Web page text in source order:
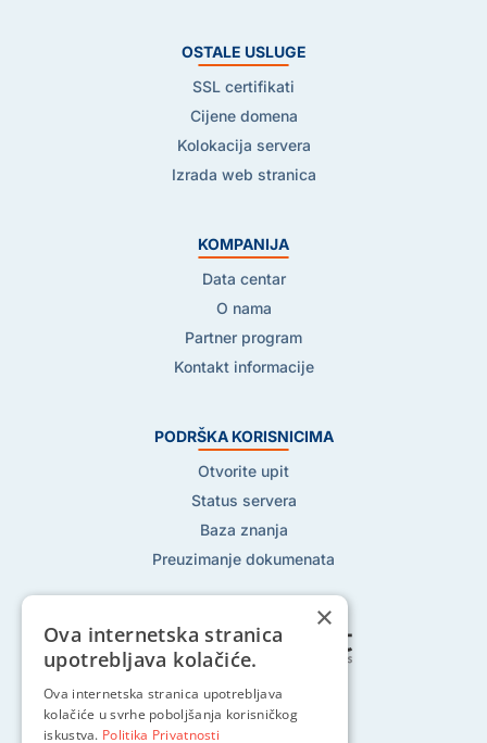
OSTALE USLUGE
SSL certifikati
Cijene domena
Kolokacija servera
Izrada web stranica
KOMPANIJA
Data centar
O nama
Partner program
Kontakt informacije
PODRŠKA KORISNICIMA
Otvorite upit
Status servera
Baza znanja
Preuzimanje dokumenata
Pratite nas na:
×
Ova internetska stranica
upotrebljava kolačiće.
Ova internetska stranica upotrebljava
kolačiće u svrhe poboljšanja korisničkog
iskustva. Politika Privatnosti